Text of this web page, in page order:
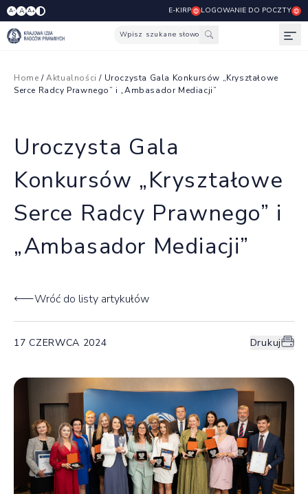
A- A A+ E-KIRP LOGOWANIE DO POCZTY
Wpisz szukane słowo
Home /Aktualności / Uroczysta Gala Konkursów „Kryształowe
Serce Radcy Prawnego” i „Ambasador Mediacji”
Uroczysta Gala
Konkursów „Kryształowe
Serce Radcy Prawnego” i
„Ambasador Mediacji”
Wróć do listy artykułów
17 CZERWCA 2024 Drukuj